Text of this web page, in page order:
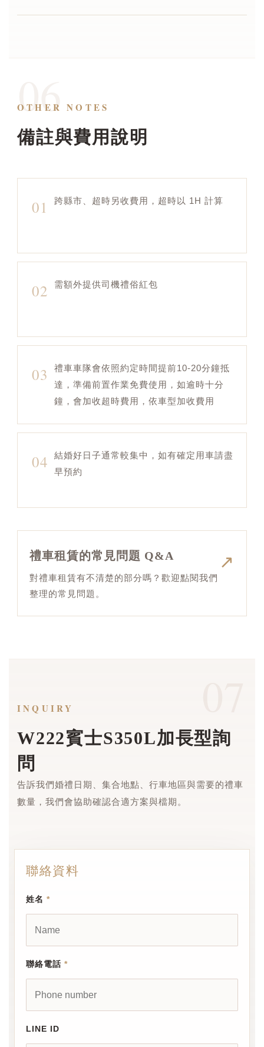
06
OTHER NOTES
備註與費用說明
01 跨縣市、超時另收費用，超時以 1H 計算
02 需額外提供司機禮俗紅包
03
禮車車隊會依照約定時間提前10-20分鐘抵
達，準備前置作業免費使用，如逾時十分
鐘，會加收超時費用，依車型加收費用
04
結婚好日子通常較集中，如有確定用車請盡
早預約
禮車租賃的常見問題 Q&A
對禮車租賃有不清楚的部分嗎？歡迎點閱我們
整理的常見問題。
↗
INQUIRY
W222賓士S350L加長型詢
問
告訴我們婚禮日期、集合地點、行車地區與需要的禮車
數量，我們會協助確認合適方案與檔期。
聯絡資料
姓名 *
聯絡電話 *
LINE ID